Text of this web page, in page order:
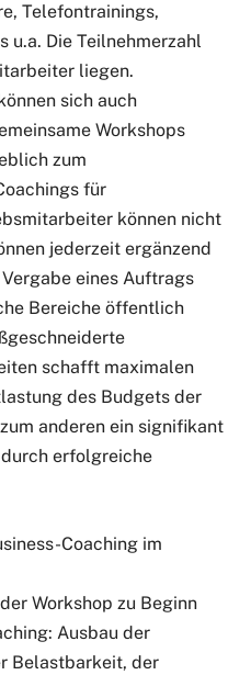
Telefontrainings,
u.a. Die Teilnehmerzahl
liegen.
sich auch
Workshops
zum
für
können nicht
jederzeit ergänzend
eines Auftrags
Bereiche öffentlich
schafft maximalen
des Budgets der
anderen ein signifikant
erfolgreiche
Coaching im
Workshop zu Beginn
Ausbau der
Belastbarkeit, der